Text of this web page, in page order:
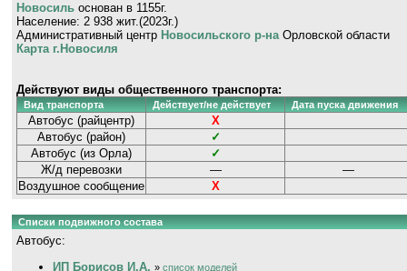
Новосиль основан в 1155г.
Население: 2 938 жит.(2023г.)
Административный центр Новосильского р-на Орловской области
Карта г.Новосиля
Действуют виды общественного транспорта:
Вид транспорта Действует/не действует Дата пуска движения
Автобус (райцентр)
Х
Автобус (район)
✓
Автобус (из Орла)
✓
Ж/д перевозки
—
—
Воздушное сообщение
Х
Списки подвижного состава
Автобус:
ИП Борисов И.А. » список моделей